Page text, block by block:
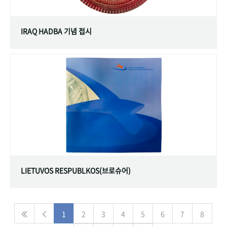
IRAQ HADBA 기념 접시
LIETUVOS RESPUBLKOS(브로슈어)
1 2 3 4 5 6 7 8